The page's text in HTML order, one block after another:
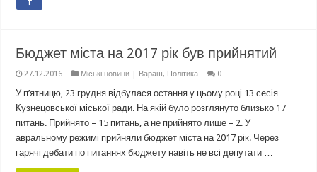
Бюджет міста на 2017 рік був прийнятий
27.12.2016 Міські новини | Вараш, Політика 0
У п’ятницю, 23 грудня відбулася остання у цьому році 13 сесія
Кузнецовської міської ради. На якій було розглянуто близько 17
питань. Прийнято – 15 питань, а не прийнято лише – 2. У
авральному режимі прийняли бюджет міста на 2017 рік. Через
гарячі дебати по питаннях бюджету навіть не всі депутати …